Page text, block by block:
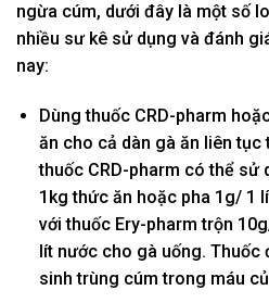
ngừa cúm, dưới đây là một số
nhiều sư kê sử dụng và đánh
nay:
Dùng thuốc CRD-pharm
ăn cho cả dàn gà ăn liên tục
thuốc CRD-pharm có thể sử
1kg thức ăn hoặc pha 1g/ 1
với thuốc Ery-pharm trộn
lít nước cho gà uống.
sinh trùng cúm trong máu